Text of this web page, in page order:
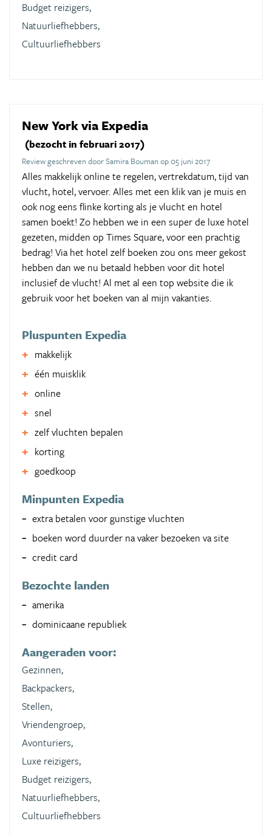
Budget reizigers,
Natuurliefhebbers,
Cultuurliefhebbers
New York via Expedia
(bezocht in februari 2017)
Review geschreven door Samira Bouman op 05 juni 2017
Alles makkelijk online te regelen, vertrekdatum, tijd van
vlucht, hotel, vervoer. Alles met een klik van je muis en
ook nog eens flinke korting als je vlucht en hotel
samen boekt! Zo hebben we in een super de luxe hotel
gezeten, midden op Times Square, voor een prachtig
bedrag! Via het hotel zelf boeken zou ons meer gekost
hebben dan we nu betaald hebben voor dit hotel
inclusief de vlucht! Al met al een top website die ik
gebruik voor het boeken van al mijn vakanties.
Pluspunten Expedia
makkelijk
één muisklik
online
snel
zelf vluchten bepalen
korting
goedkoop
Minpunten Expedia
extra betalen voor gunstige vluchten
boeken word duurder na vaker bezoeken va site
credit card
Bezochte landen
amerika
dominicaane republiek
Aangeraden voor:
Gezinnen,
Backpackers,
Stellen,
Vriendengroep,
Avonturiers,
Luxe reizigers,
Budget reizigers,
Natuurliefhebbers,
Cultuurliefhebbers